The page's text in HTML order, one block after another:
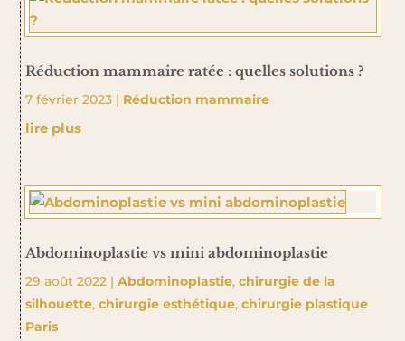
Réduction mammaire ratée : quelles solutions ?
7 février 2023| Réduction mammaire
lire plus
Abdominoplastie vs mini abdominoplastie
29 août 2022| Abdominoplastie, chirurgie de la
silhouette, chirurgie esthétique, chirurgie plastique
Paris